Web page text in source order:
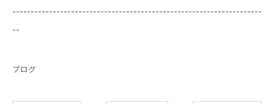
--------------------------------------------------------------------
--
ブログ